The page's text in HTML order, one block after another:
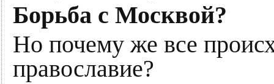
Борьба с Москвой?
Но почему же все
православие?